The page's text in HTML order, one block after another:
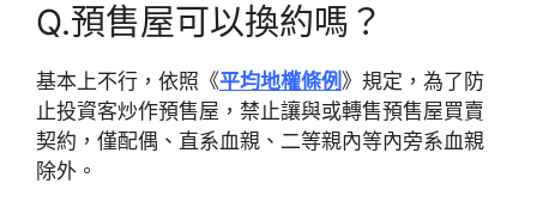
Q.預售屋可以換約嗎？
基本上不行，依照《平均地權條例 》規定，為了防
止投資客炒作預售屋，禁止讓與或轉售預售屋買賣
契約，僅配偶、直系血親、二等親內等內旁系血親
除外。